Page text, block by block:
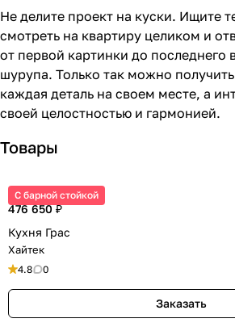
Не делите проект на куски. Ищите
смотреть на квартиру целиком и
от первой картинки до последнего
шурупа. Только так можно
каждая деталь на своем месте, а
своей целостностью и гармонией.
Товары
С барной стойкой
476 650 ₽
Кухня Грас
Хайтек
4.8 0
Заказать